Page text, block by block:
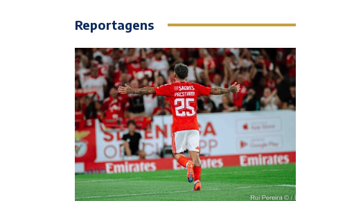
Reportagens